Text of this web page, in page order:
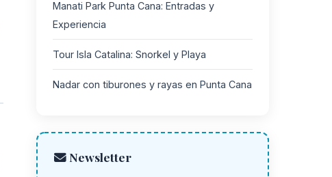
Manati Park Punta Cana: Entradas y
Experiencia
Tour Isla Catalina: Snorkel y Playa
Nadar con tiburones y rayas en Punta Cana
Newsletter